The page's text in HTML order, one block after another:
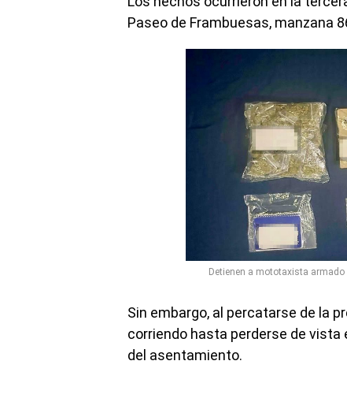
Paseo de Frambuesas, manzana
Detienen a mototaxista
Sin embargo, al percatarse de la
corriendo hasta perderse de
del asentamiento.